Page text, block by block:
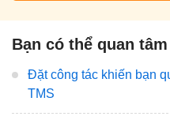
Bạn có thể quan tâm
Đặt công tác khiến bạn
TMS